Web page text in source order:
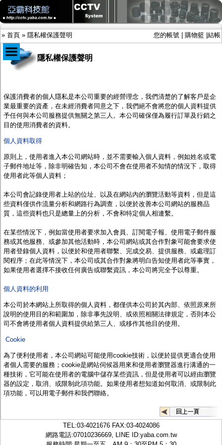
» 首頁 » 隱私權保護聲明 您的帳號 購物籃 結帳
限時促銷特惠專案
IP網路攝影機及錄放影機
AHD DVR數位錄放影機
AHD半球型(適用屋內)
AHD防護罩型攝影機(適用屋外，紅外線照射
AHD特殊功能型攝影機
旋轉型攝影機.旋轉台
傳統高解析攝影機
投光設備
防護罩及支架
多路攝影機單軸傳輸
網路設備
視訊轉換設備
雙絞線傳輸器
雜訊改善器
分配放大器
網路線
懶人線.同軸線.花線
線頭.插座.延長線.HDMI線
集線盒.防水盒.配線盒
轉接頭
行車紀錄器.車用插座配件
電腦工業機殼
客訂商品
隱私權保護聲明
保護消費者的個人隱私是本公司重要的經營理念，我們清楚的了解客戶是企
業最重要的資產，在未經消費者同意之下，我們絕不會將您的個人資料提供
予任何與本公司服務提供無關之第三人。本公司確保僅為履行訂單及行銷之
目的使用消費者的資料。
個人資料取得
原則上，使用者進入 本公司 網站時，並不需要輸入個人資料，例如姓名或電
子郵件地址等，除非明確告知， 本公司 不會在使用者不知情的情況下，取得
使用者此等個人資料；
本公司 會記錄使用者上站的位址、以及在網站內的瀏覽活動等資料，但是這
些資料僅供作流量分析和網路行為調查，以便於改善本公司 網站的服務品
質，這些資料也只是總量上的分析，不會和特定個人相連繫。
在某些情況下，例如當使用者要求加入會員、訂閱電子報、使用電子郵件服
務或其他服務、或參加其他活動時， 本公司 網站或其合作對象可能會要求使
用者登錄個人資料，以便於和使用者聯繫、完成交易、提供服務、或處理訂
閱程序；在此等情況下， 本公司 或其合作對象將明白告知使用者此等事實，
如果使用者選擇不接收任何廣告或聯繫資訊， 本公司 將完全予以尊重。
個人資料的利用
本公司於本網站上所取得的個人資料，都僅供本公司 於其內部、依照原來所
說明的使用目的和範圍加，除非事先說明、或依照相關法律規定，否則本公
司不會將使用者個人資料提供給第三人、或移作其他目的使用。
Cookie
為了便利使用者， 本公司 網站可能使用cookie技術，以便於提供更適合使用
者個人需要的服務； cookie是網站伺候器用來和使用者瀏覽器進行溝通的一
種技術，它可能在使用者的電腦中儲存某些資訊，但是使用者可以經由瀏覽
器的設定，取消、或限制此項功能。如果使用者想知道如何取消、或限制此
項功能，可以用電子郵件和我們聯絡。
TEL:03-4021676FAX:03-4024086
網路電話:07010236669, LINE ID:yaba.com.tw